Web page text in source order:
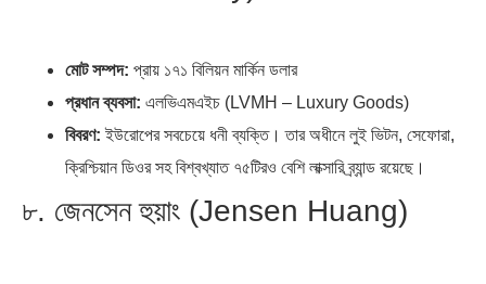
মোট সম্পদ: প্রায় ১৭১ বিলিয়ন মার্কিন ডলার
প্রধান ব্যবসা: এলভিএমএইচ (LVMH – Luxury Goods)
বিবরণ: ইউরোপের সবচেয়ে ধনী ব্যক্তি। তার অধীনে লুই ভিটন, সেফোরা,
ক্রিশ্চিয়ান ডিওর সহ বিশ্বখ্যাত ৭৫টিরও বেশি লাক্সারি ব্র্যান্ড রয়েছে।
৮. জেনসেন হুয়াং (Jensen Huang)